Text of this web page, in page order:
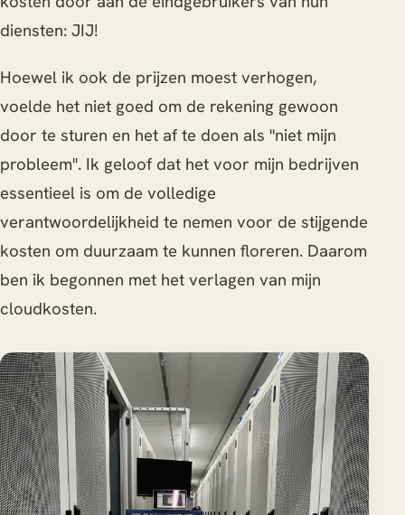
diensten: JIJ!
Hoewel ik ook de prijzen moest verhogen,
voelde het niet goed om de rekening gewoon
door te sturen en het af te doen als "niet mijn
probleem". Ik geloof dat het voor mijn bedrijven
essentieel is om de volledige
verantwoordelijkheid te nemen voor de stijgende
kosten om duurzaam te kunnen floreren. Daarom
ben ik begonnen met het verlagen van mijn
cloudkosten.